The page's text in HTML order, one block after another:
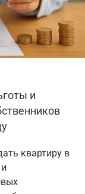
и
квартиру в